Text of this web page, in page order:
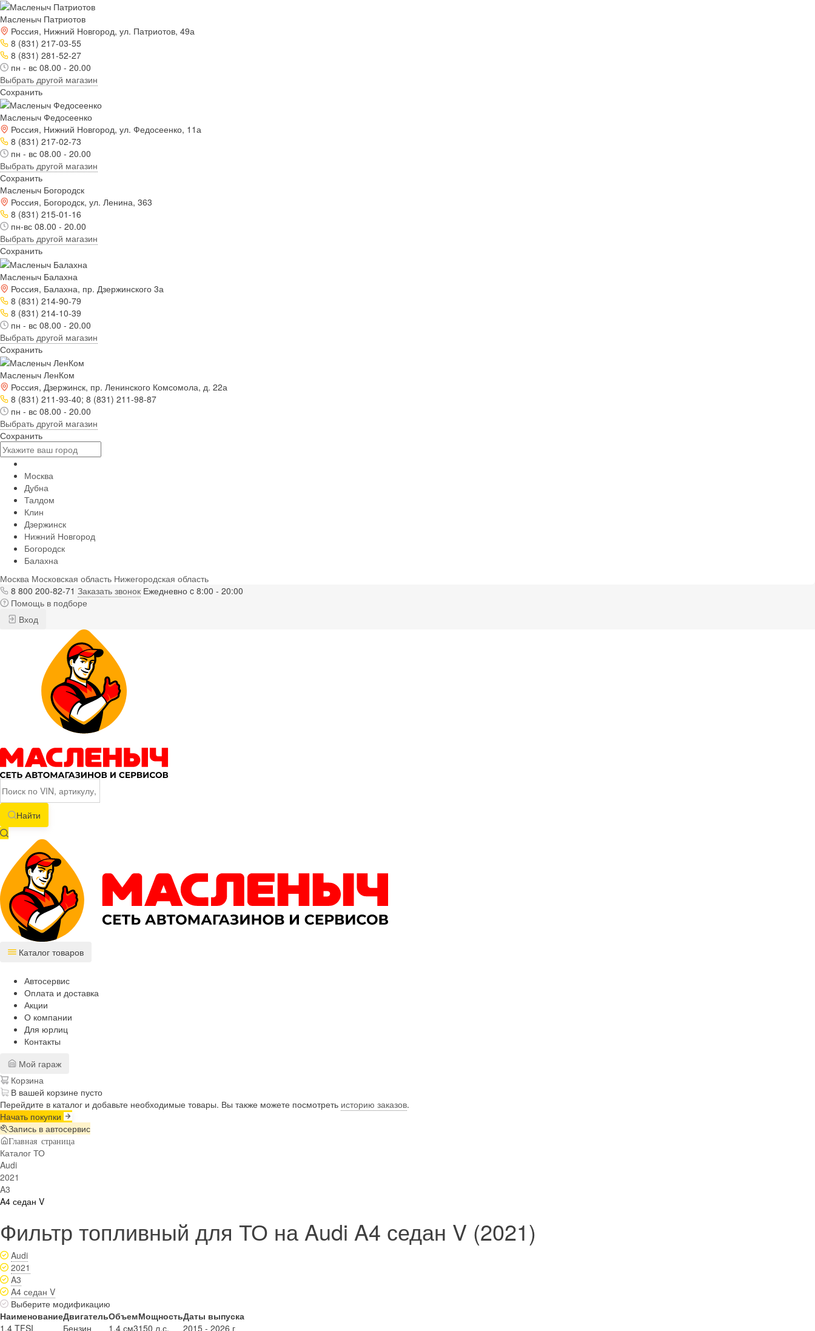
Масленыч Патриотов
Россия, Нижний Новгород, ул. Патриотов, 49а
8 (831) 217-03-55
8 (831) 281-52-27
пн - вс 08.00 - 20.00
Выбрать другой магазин
Сохранить
Масленыч Федосеенко
Россия, Нижний Новгород, ул. Федосеенко, 11а
8 (831) 217-02-73
пн - вс 08.00 - 20.00
Выбрать другой магазин
Сохранить
Масленыч Богородск
Россия, Богородск, ул. Ленина, 363
8 (831) 215-01-16
пн-вс 08.00 - 20.00
Выбрать другой магазин
Сохранить
Масленыч Балахна
Россия, Балахна, пр. Дзержинского 3а
8 (831) 214-90-79
8 (831) 214-10-39
пн - вс 08.00 - 20.00
Выбрать другой магазин
Сохранить
Масленыч ЛенКом
Россия, Дзержинск, пр. Ленинского Комсомола, д. 22а
8 (831) 211-93-40; 8 (831) 211-98-87
пн - вс 08.00 - 20.00
Выбрать другой магазин
Сохранить
Москва
Дубна
Талдом
Клин
Дзержинск
Нижний Новгород
Богородск
Балахна
Москва Московская область Нижегородская область
8 800 200-82-71 Заказать звонок Ежедневно c 8:00 - 20:00
Помощь в подборе
Вход
Найти
Каталог товаров
Автосервис
Оплата и доставка
Акции
О компании
Для юрлиц
Контакты
Мой гараж
Корзина
В вашей корзине пусто
Перейдите в каталог и добавьте необходимые товары. Вы также можете посмотреть историю заказов.
Начать покупки
Запись в автосервис
Главная страница
Каталог ТО
Audi
2021
A3
A4 седан V
Фильтр топливный для ТО на Audi A4 седан V (2021)
Audi
2021
A3
A4 седан V
Выберите модификацию
НаименованиеДвигательОбъемМощностьДаты выпуска
1.4 TFSI
Бензин 1.4 см3150 л.с. 2015 - 2026 г